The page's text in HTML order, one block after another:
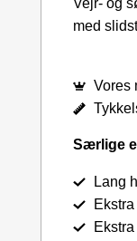
Vejr- og
med
Vores
Særlige
Lang